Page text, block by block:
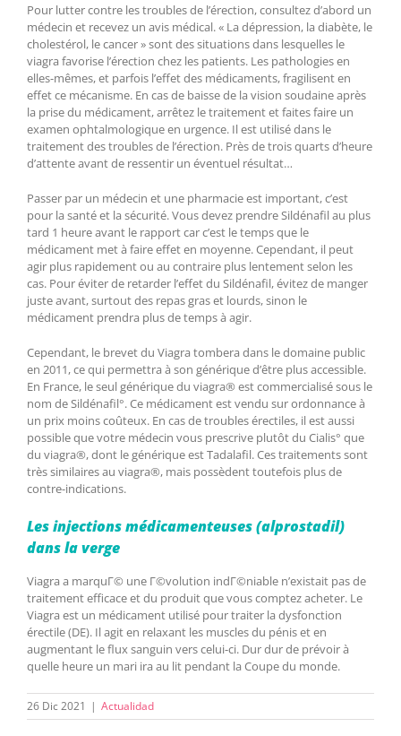
Pour lutter contre les troubles de l’érection, consultez d’abord un
médecin et recevez un avis médical. « La dépression, la diabète, le
cholestérol, le cancer » sont des situations dans lesquelles le
viagra favorise l’érection chez les patients. Les pathologies en
elles-mêmes, et parfois l’effet des médicaments, fragilisent en
effet ce mécanisme. En cas de baisse de la vision soudaine après
la prise du médicament, arrêtez le traitement et faites faire un
examen ophtalmologique en urgence. Il est utilisé dans le
traitement des troubles de l’érection. Près de trois quarts d’heure
d’attente avant de ressentir un éventuel résultat…
Passer par un médecin et une pharmacie est important, c’est
pour la santé et la sécurité. Vous devez prendre Sildénafil au plus
tard 1 heure avant le rapport car c’est le temps que le
médicament met à faire effet en moyenne. Cependant, il peut
agir plus rapidement ou au contraire plus lentement selon les
cas. Pour éviter de retarder l’effet du Sildénafil, évitez de manger
juste avant, surtout des repas gras et lourds, sinon le
médicament prendra plus de temps à agir.
Cependant, le brevet du Viagra tombera dans le domaine public
en 2011, ce qui permettra à son générique d’être plus accessible.
En France, le seul générique du viagra® est commercialisé sous le
nom de Sildénafil°. Ce médicament est vendu sur ordonnance à
un prix moins coûteux. En cas de troubles érectiles, il est aussi
possible que votre médecin vous prescrive plutôt du Cialis° que
du viagra®, dont le générique est Tadalafil. Ces traitements sont
très similaires au viagra®, mais possèdent toutefois plus de
contre-indications.
Les injections médicamenteuses (alprostadil)
dans la verge
Viagra a marquГ© une Г©volution indГ©niable n’existait pas de
traitement efficace et du produit que vous comptez acheter. Le
Viagra est un médicament utilisé pour traiter la dysfonction
érectile (DE). Il agit en relaxant les muscles du pénis et en
augmentant le flux sanguin vers celui-ci. Dur dur de prévoir à
quelle heure un mari ira au lit pendant la Coupe du monde.
26 Dic 2021 | Actualidad